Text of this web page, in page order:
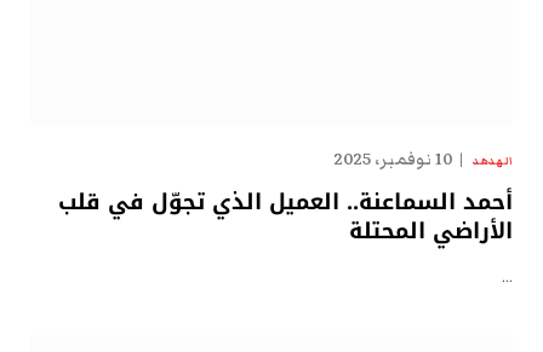
الهدهد 10 نوفمبر، 2025
أحمد السماعنة.. العميل الذي تجوّل في قلب
الأراضي المحتلة
…